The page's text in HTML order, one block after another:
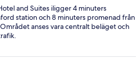
and Suites iligger 4 minuters
station och 8 minuters promenad från
anses vara centralt beläget och